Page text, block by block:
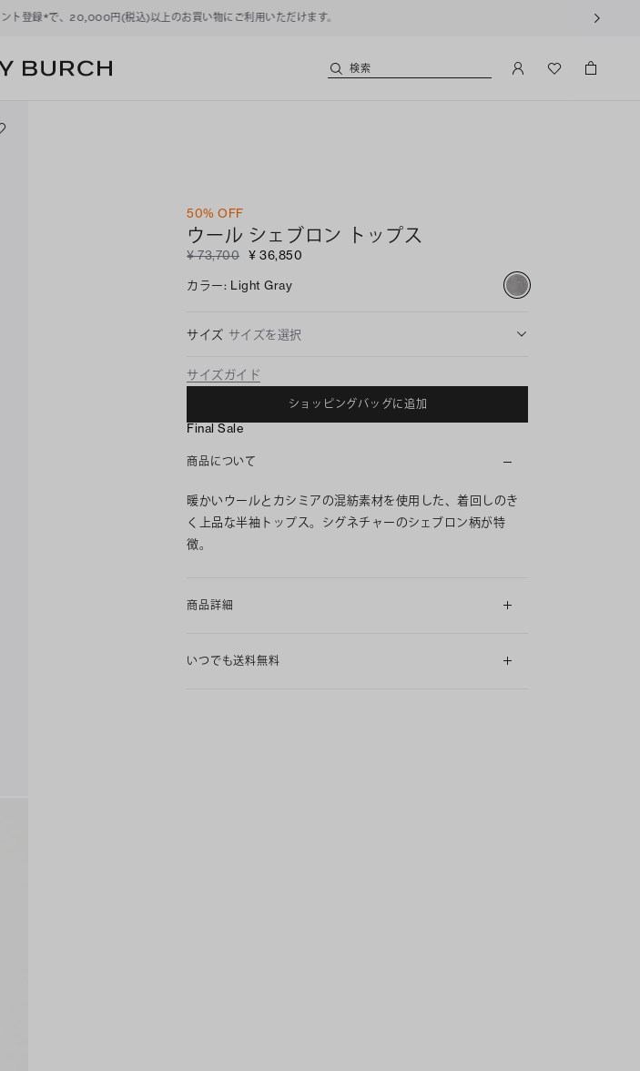
*で、20,000円(税込)以上のお買い物にご利用いただけます。
検索
50% OFF
ウール シェブロン トップス
¥ 73,700 ¥ 36,850
カラー: Light Gray
サイズ サイズを選択
サイズガイド
ショッピングバッグに追加
Final Sale
商品について
暖かいウールとカシミアの混紡素材を使用した、着回しのき
く上品な半袖トップス。シグネチャーのシェブロン柄が特
徴。
商品詳細
いつでも送料無料